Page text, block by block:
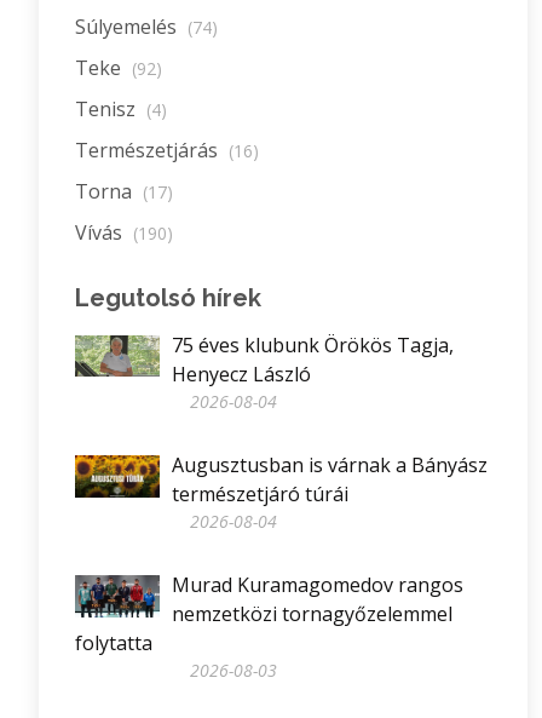
Súlyemelés (74)
Teke (92)
Tenisz (4)
Természetjárás (16)
Torna (17)
Vívás (190)
Legutolsó hírek
75 éves klubunk Örökös Tagja,
Henyecz László
2026-08-04
Augusztusban is várnak a Bányász
természetjáró túrái
2026-08-04
Murad Kuramagomedov rangos
nemzetközi tornagyőzelemmel
folytatta
2026-08-03